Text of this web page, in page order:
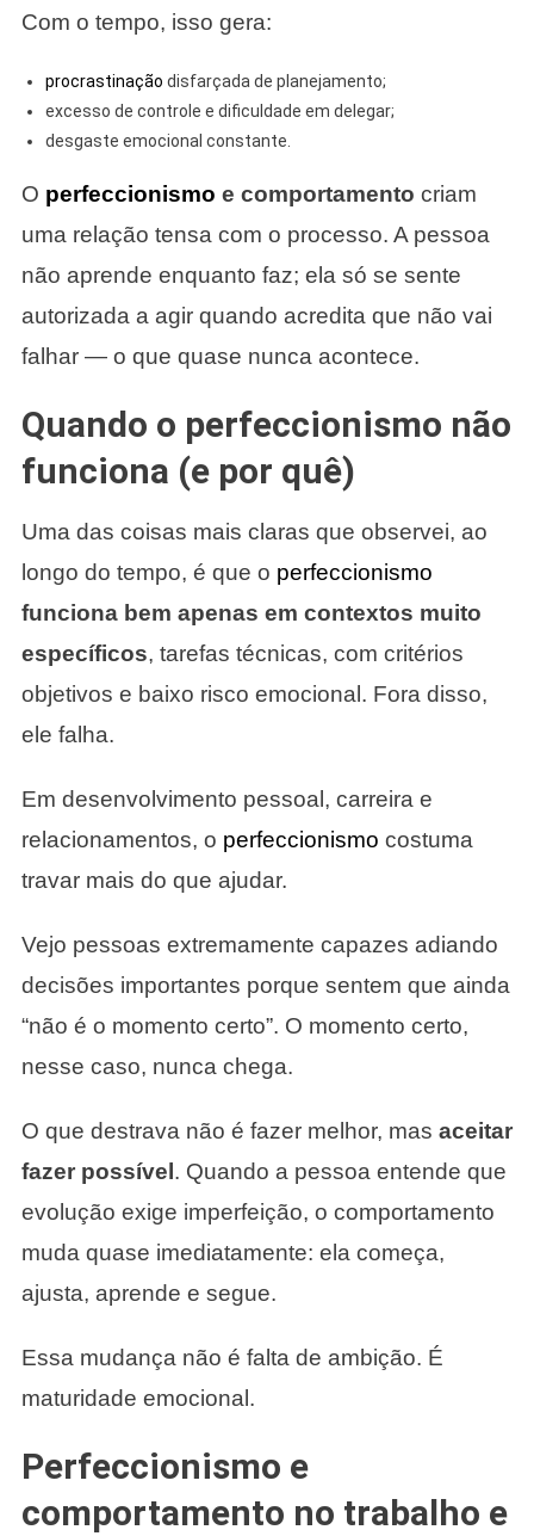
Com o tempo, isso gera:
procrastinação disfarçada de planejamento;
excesso de controle e dificuldade em delegar;
desgaste emocional constante.
O perfeccionismo e comportamento criam
uma relação tensa com o processo. A pessoa
não aprende enquanto faz; ela só se sente
autorizada a agir quando acredita que não vai
falhar — o que quase nunca acontece.
Quando o perfeccionismo não
funciona (e por quê)
Uma das coisas mais claras que observei, ao
longo do tempo, é que o perfeccionismo
funciona bem apenas em contextos muito
específicos, tarefas técnicas, com critérios
objetivos e baixo risco emocional. Fora disso,
ele falha.
Em desenvolvimento pessoal, carreira e
relacionamentos, o perfeccionismo costuma
travar mais do que ajudar.
Vejo pessoas extremamente capazes adiando
decisões importantes porque sentem que ainda
“não é o momento certo”. O momento certo,
nesse caso, nunca chega.
O que destrava não é fazer melhor, mas aceitar
fazer possível . Quando a pessoa entende que
evolução exige imperfeição, o comportamento
muda quase imediatamente: ela começa,
ajusta, aprende e segue.
Essa mudança não é falta de ambição. É
maturidade emocional.
Perfeccionismo e
comportamento no trabalho e